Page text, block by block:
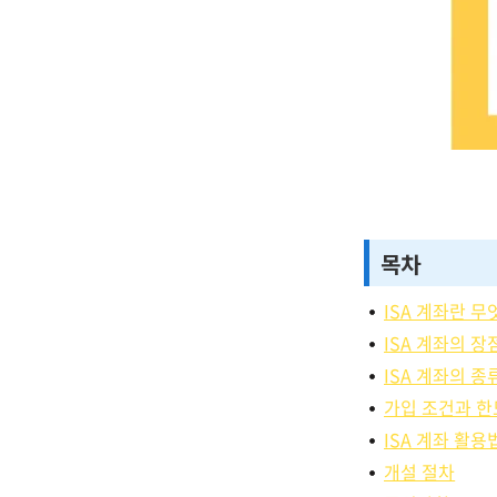
목차
ISA 계좌란 무
ISA 계좌의 장
ISA 계좌의 종
가입 조건과 한
ISA 계좌 활용
개설 절차